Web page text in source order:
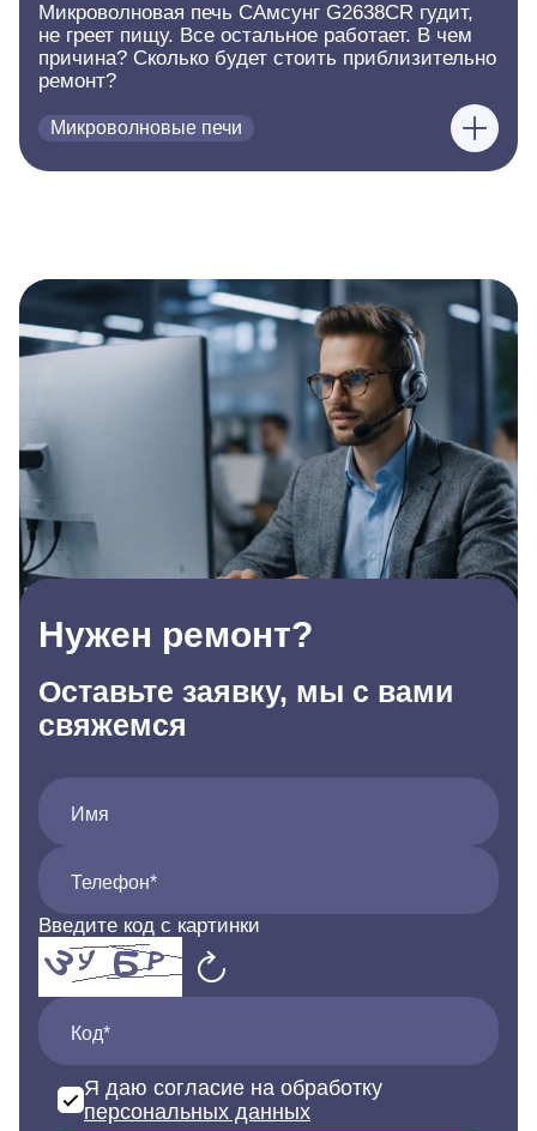
Микроволновая печь САмсунг G2638CR гудит,
не греет пищу. Все остальное работает. В чем
причина? Сколько будет стоить приблизительно
ремонт?
Микроволновые печи
Нужен ремонт?
Оставьте заявку, мы с вами
свяжемся
Имя
Телефон*
Введите код с картинки
Код*
Я даю согласие на обработку
персональных данных